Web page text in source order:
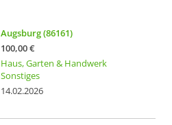
Augsburg (86161)
100,00 €
Haus, Garten & Handwerk
Sonstiges
14.02.2026